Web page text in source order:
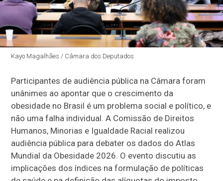
Kayo Magalhães / Câmara dos Deputados
Participantes de audiência pública na Câmara foram
unânimes ao apontar que o crescimento da
obesidade no Brasil é um problema social e político, e
não uma falha individual. A Comissão de Direitos
Humanos, Minorias e Igualdade Racial realizou
audiência pública para debater os dados do Atlas
Mundial da Obesidade 2026. O evento discutiu as
implicações dos índices na formulação de políticas